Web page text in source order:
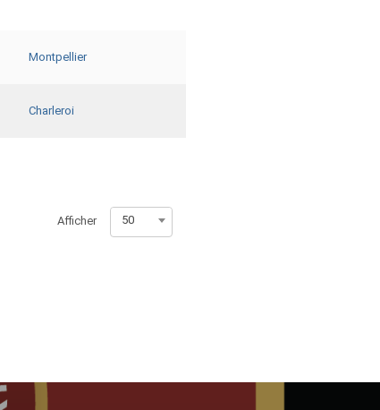
Montpellier
Charleroi
Afficher 50